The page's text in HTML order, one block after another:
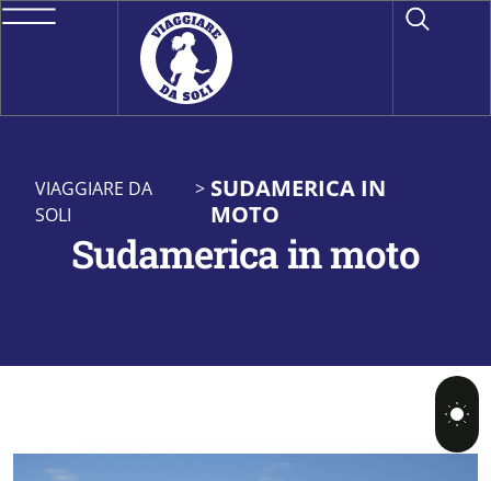
VIAGGIARE DA
SOLI
> SUDAMERICA IN
MOTO
Sudamerica in moto